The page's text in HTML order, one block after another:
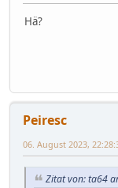
Hä?
Peiresc
06. August 2023,
Zitat von: ta64